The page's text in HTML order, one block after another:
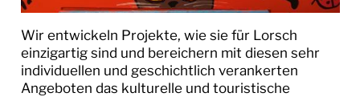
Wir entwickeln Projekte, wie sie für Lorsch
einzigartig sind und bereichern mit diesen sehr
individuellen und geschichtlich verankerten
Angeboten das kulturelle und touristische